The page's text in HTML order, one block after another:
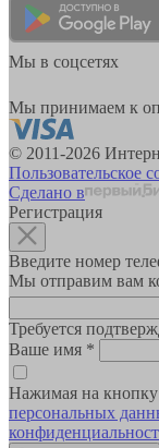
Мы в соцсетях
Мы принимаем к
© 2011-2026
Пользовательское
Сделано в
Регистрация
Введите номер
Мы отправим вам
Требуется
Ваше имя *
Нажимая на
персональных